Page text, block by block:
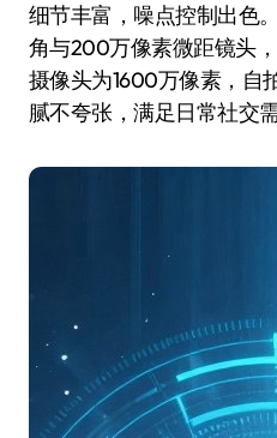
细节丰富，噪点控制出色
角与200万像素微距镜头
摄像头为1600万像素，自
腻不夸张，满足日常社交需